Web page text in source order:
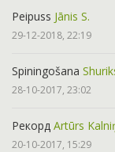
Peipuss Jānis S.
29-12-2018, 22:19
Spiningošana
28-10-2017, 23:02
Рекорд Artūrs
20-10-2017, 15:29